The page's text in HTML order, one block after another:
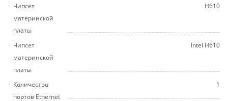
Чипсет
материнской
платы
H610
Чипсет
материнской
платы
Intel H610
Количество
портов Ethernet
1